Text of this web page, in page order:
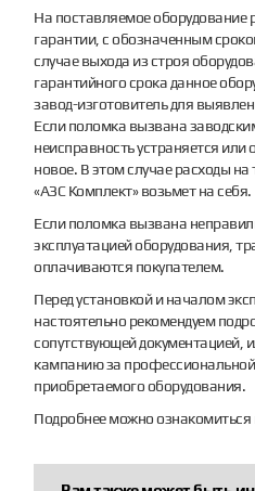
На поставляемое оборудование
гарантии, с обозначенным
случае выхода из строя
гарантийного срока данное
завод-изготовитель для
Если поломка вызвана
неисправность устраняется или
новое. В этом случае расходы
«АЗС Комплект» возьмет на себя.
Если поломка вызвана
эксплуатацией оборудования,
оплачиваются покупателем.
Перед установкой и началом
настоятельно рекомендуем
сопутствующей документацией,
кампанию за
приобретаемого оборудования.
Подробнее можно